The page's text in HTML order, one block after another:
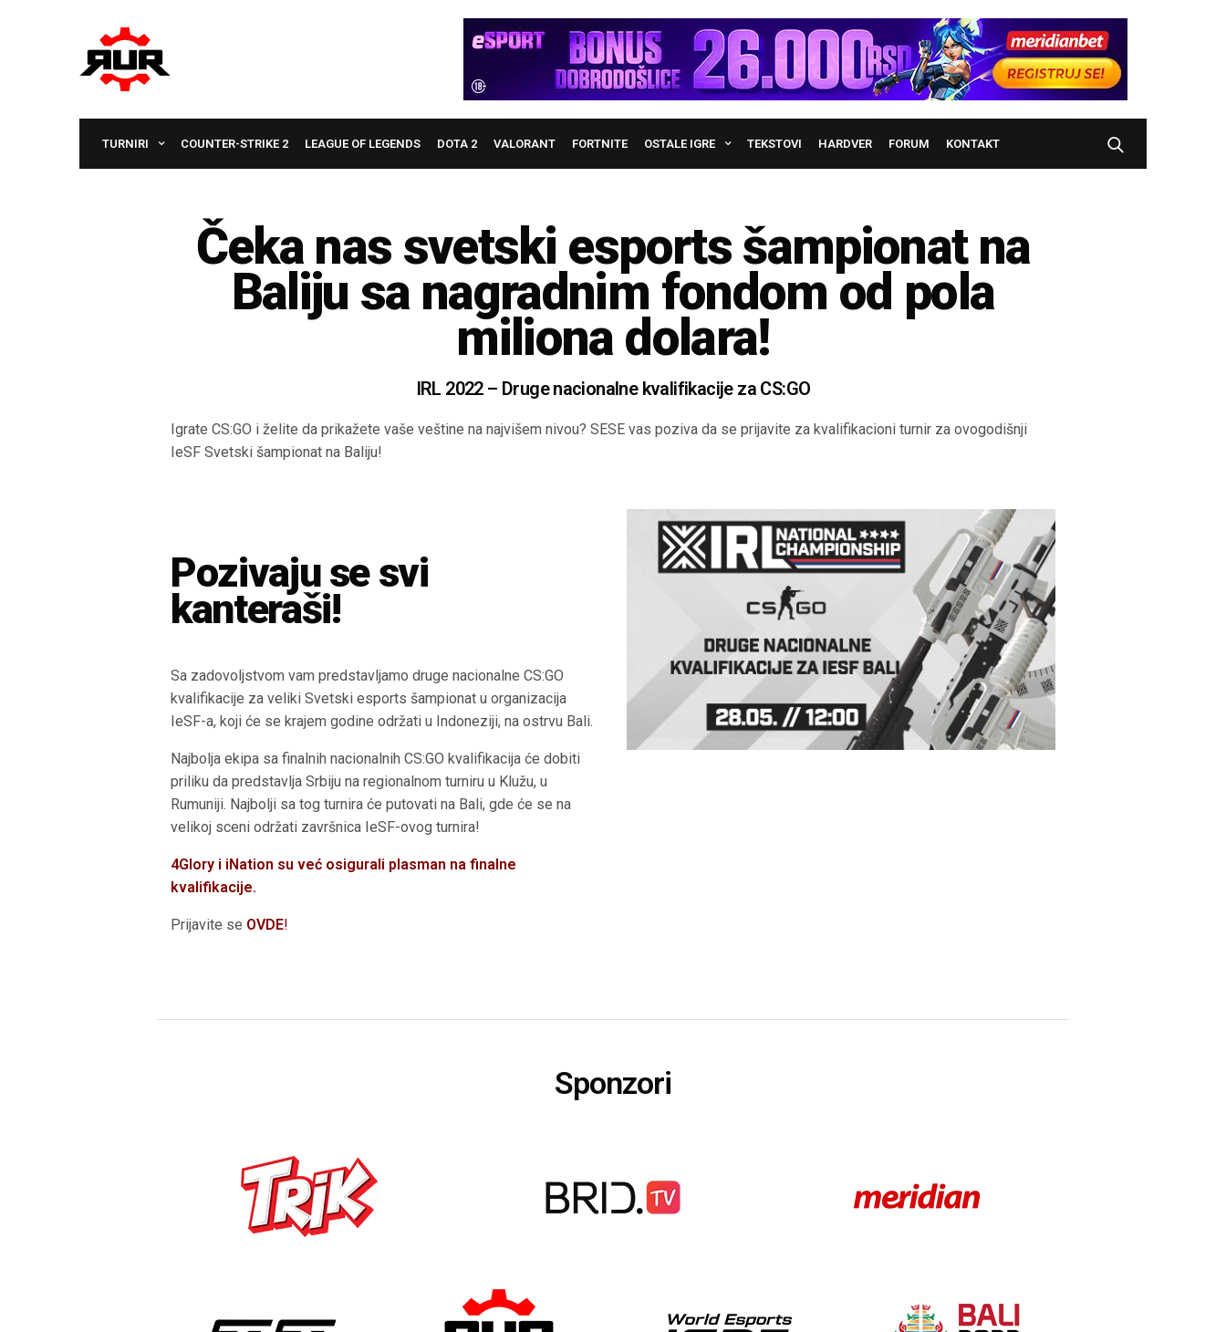
TURNIRI COUNTER-STRIKE 2 LEAGUE OF LEGENDS DOTA 2 VALORANT FORTNITE OSTALE IGRE TEKSTOVI HARDVER FORUM KONTAKT
Čeka nas svetski esports šampionat na
Baliju sa nagradnim fondom od pola
miliona dolara!
IRL 2022 – Druge nacionalne kvalifikacije za CS:GO
Igrate CS:GO i želite da prikažete vaše veštine na najvišem nivou? SESE vas poziva da se prijavite za kvalifikacioni turnir za ovogodišnji
IeSF Svetski šampionat na Baliju!
Pozivaju se svi
kanteraši!
Sa zadovoljstvom vam predstavljamo druge nacionalne CS:GO
kvalifikacije za veliki Svetski esports šampionat u organizacija
IeSF-a, koji će se krajem godine održati u Indoneziji, na ostrvu Bali.
Najbolja ekipa sa finalnih nacionalnih CS:GO kvalifikacija će dobiti
priliku da predstavlja Srbiju na regionalnom turniru u Klužu, u
Rumuniji. Najbolji sa tog turnira će putovati na Bali, gde će se na
velikoj sceni održati završnica IeSF-ovog turnira!
4Glory i iNation su već osigurali plasman na finalne
kvalifikacije.
Prijavite se OVDE!
Sponzori